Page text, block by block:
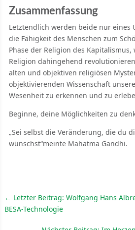
Zusammenfassung
Letztendlich werden beide nur eines
die Fähigkeit des Menschen zum
Phase der Religion des
Religion dahingehend
alten und objektiven religiösen
objektivierenden Wissenschaft
Wesenheit zu erkennen und zu
Beginne, deine Möglichkeiten zu
„Sei selbst die Veränderung, die du
wünschst“meinte Mahatma Gandhi.
← Letzter Beitrag: Wolfgang Hans
BESA-Technologie